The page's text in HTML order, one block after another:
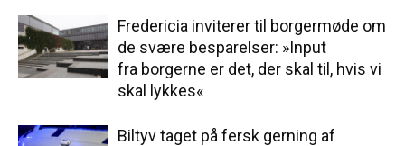
Fredericia inviterer til borgermøde om
de svære besparelser: »Input
fra borgerne er det, der skal til, hvis vi
skal lykkes«
Biltyv taget på fersk gerning af